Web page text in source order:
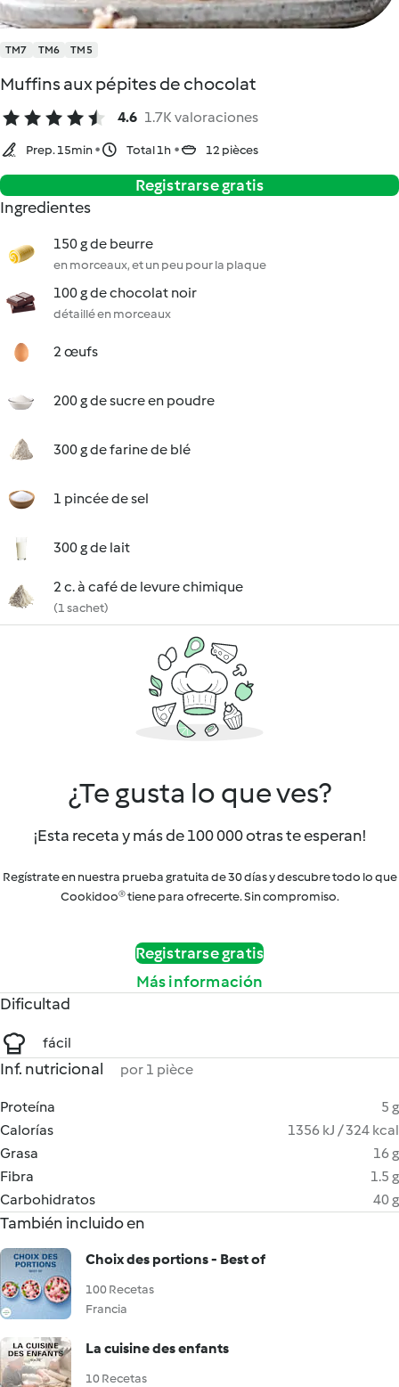
TM7 TM6 TM5
Muffins aux pépites de chocolat
4.6 1.7K valoraciones
Prep. 15min Total 1h 12 pièces
Registrarse gratis
Ingredientes
150 g de beurre
en morceaux, et un peu pour la plaque
100 g de chocolat noir
détaillé en morceaux
2 œufs
200 g de sucre en poudre
300 g de farine de blé
1 pincée de sel
300 g de lait
2 c. à café de levure chimique
(1 sachet)
¿Te gusta lo que ves?
¡Esta receta y más de 100 000 otras te esperan!
Regístrate en nuestra prueba gratuita de 30 días y descubre todo lo que
Cookidoo® tiene para ofrecerte. Sin compromiso.
Registrarse gratis
Más información
Dificultad
fácil
Inf. nutricional por 1 pièce
Proteína
5 g
Calorías
1356 kJ / 324 kcal
Grasa
16 g
Fibra
1.5 g
Carbohidratos
40 g
También incluido en
Choix des portions - Best of
100 Recetas
Francia
La cuisine des enfants
10 Recetas